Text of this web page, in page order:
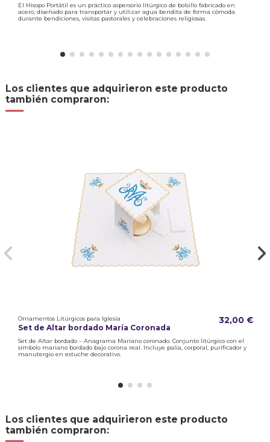
El Hisopo Portátil es un práctico aspersorio litúrgico de bolsillo fabricado en
acero, diseñado para transportar y utilizar agua bendita de forma cómoda
durante bendiciones, visitas pastorales y celebraciones religiosas.
Los clientes que adquirieron este producto
también compraron:
Ornamentos Litúrgicos para Iglesia
Set de Altar bordado María Coronada
32,00 €
Set de Altar bordado – Anagrama Mariano coronado. Conjunto litúrgico con el
símbolo mariano bordado bajo corona real. Incluye palia, corporal, purificador y
manutergio en estuche decorativo.
Los clientes que adquirieron este producto
también compraron: